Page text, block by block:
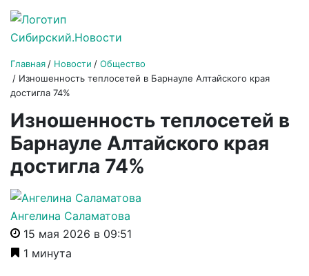
Главная Новости
Общество
Изношенность теплосетей в Барнауле Алтайского края
достигла 74%
Изношенность теплосетей в
Барнауле Алтайского края
достигла 74%
Ангелина Саламатова
15 мая 2026 в 09:51
1 минута